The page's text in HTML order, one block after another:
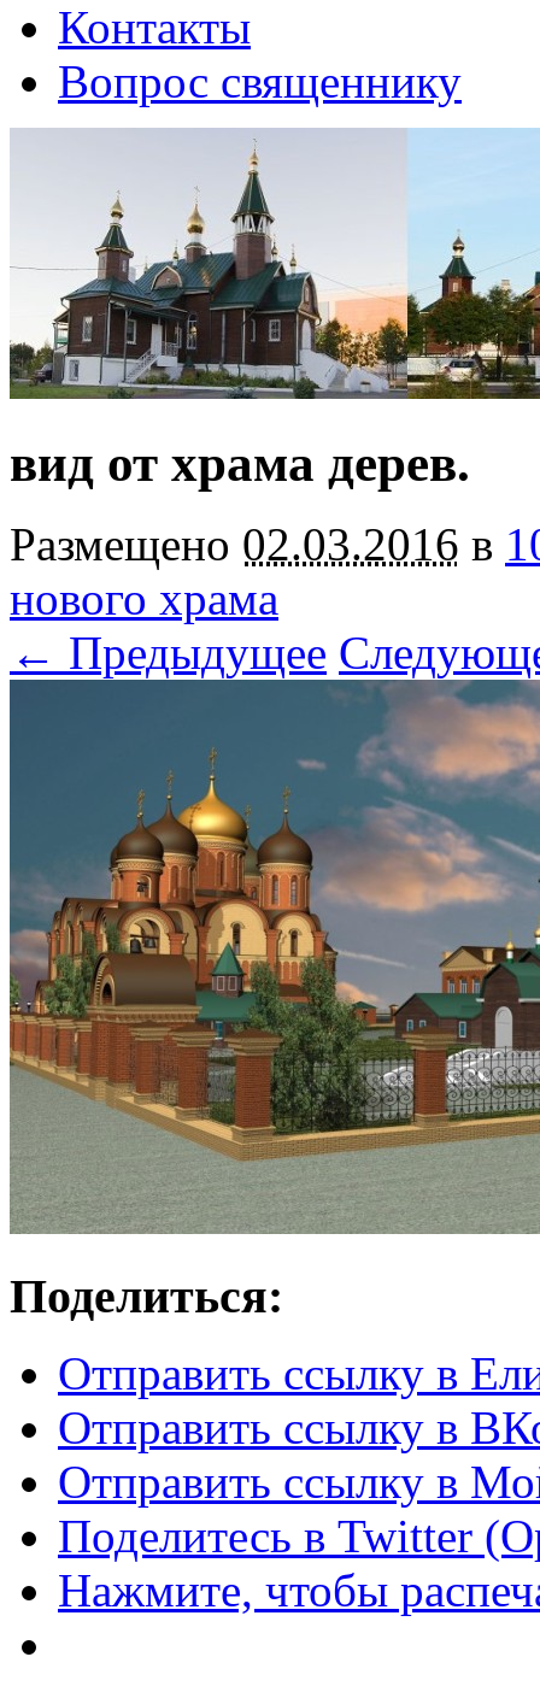
Контакты
Вопрос священнику
вид от храма дерев.
Размещено 02.03.2016 в
нового храма
← Предыдущее
Поделиться:
Отправить ссылку в
Отправить ссылку в
Отправить ссылку в
Поделитесь в Twitter
Нажмите, чтобы